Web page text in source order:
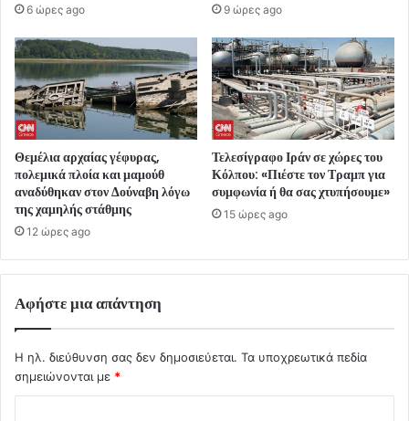
6 ώρες ago 9 ώρες ago
Θεμέλια αρχαίας γέφυρας,
πολεμικά πλοία και μαμούθ
αναδύθηκαν στον Δούναβη λόγω
της χαμηλής στάθμης
12 ώρες ago
Τελεσίγραφο Ιράν σε χώρες του
Κόλπου: «Πιέστε τον Τραμπ για
συμφωνία ή θα σας χτυπήσουμε»
15 ώρες ago
Αφήστε μια απάντηση
Η ηλ. διεύθυνση σας δεν δημοσιεύεται. Τα υποχρεωτικά πεδία
σημειώνονται με *